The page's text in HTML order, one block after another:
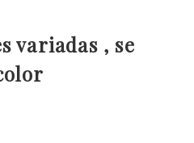
variadas , se